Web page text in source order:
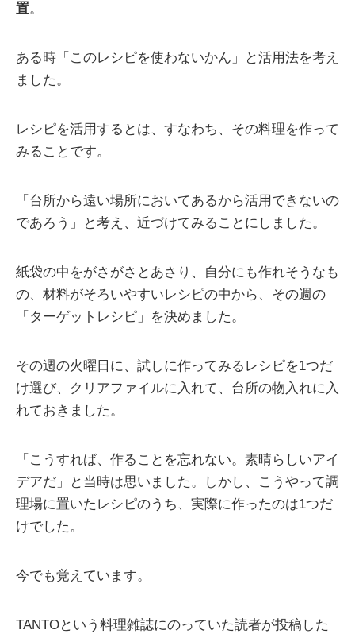
置。
ある時「このレシピを使わないかん」と活用法を考え
ました。
レシピを活用するとは、すなわち、その料理を作って
みることです。
「台所から遠い場所においてあるから活用できないの
であろう」と考え、近づけてみることにしました。
紙袋の中をがさがさとあさり、自分にも作れそうなも
の、材料がそろいやすいレシピの中から、その週の
「ターゲットレシピ」を決めました。
その週の火曜日に、試しに作ってみるレシピを1つだ
け選び、クリアファイルに入れて、台所の物入れに入
れておきました。
「こうすれば、作ることを忘れない。素晴らしいアイ
デアだ」と当時は思いました。しかし、こうやって調
理場に置いたレシピのうち、実際に作ったのは1つだ
けでした。
今でも覚えています。
TANTOという料理雑誌にのっていた読者が投稿した